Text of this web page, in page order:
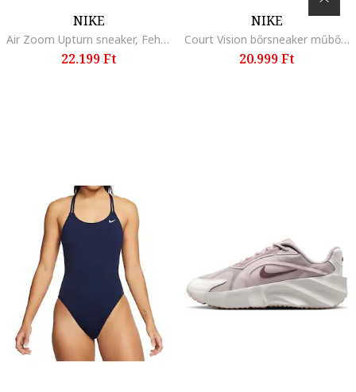
NIKE
Air Zoom Upturn sneaker, Fehér/Halvány rózsaszín
22.199 Ft
NIKE
Court Vision bőrsneaker műbőr részletekkel, Fekete
20.999 Ft